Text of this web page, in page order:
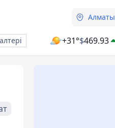
Алматы
+31°$469.93